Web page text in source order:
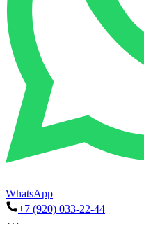
WhatsApp
+7 (920) 033-22-44